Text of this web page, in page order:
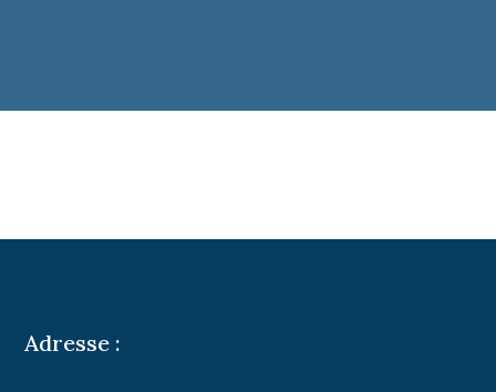
Adresse :